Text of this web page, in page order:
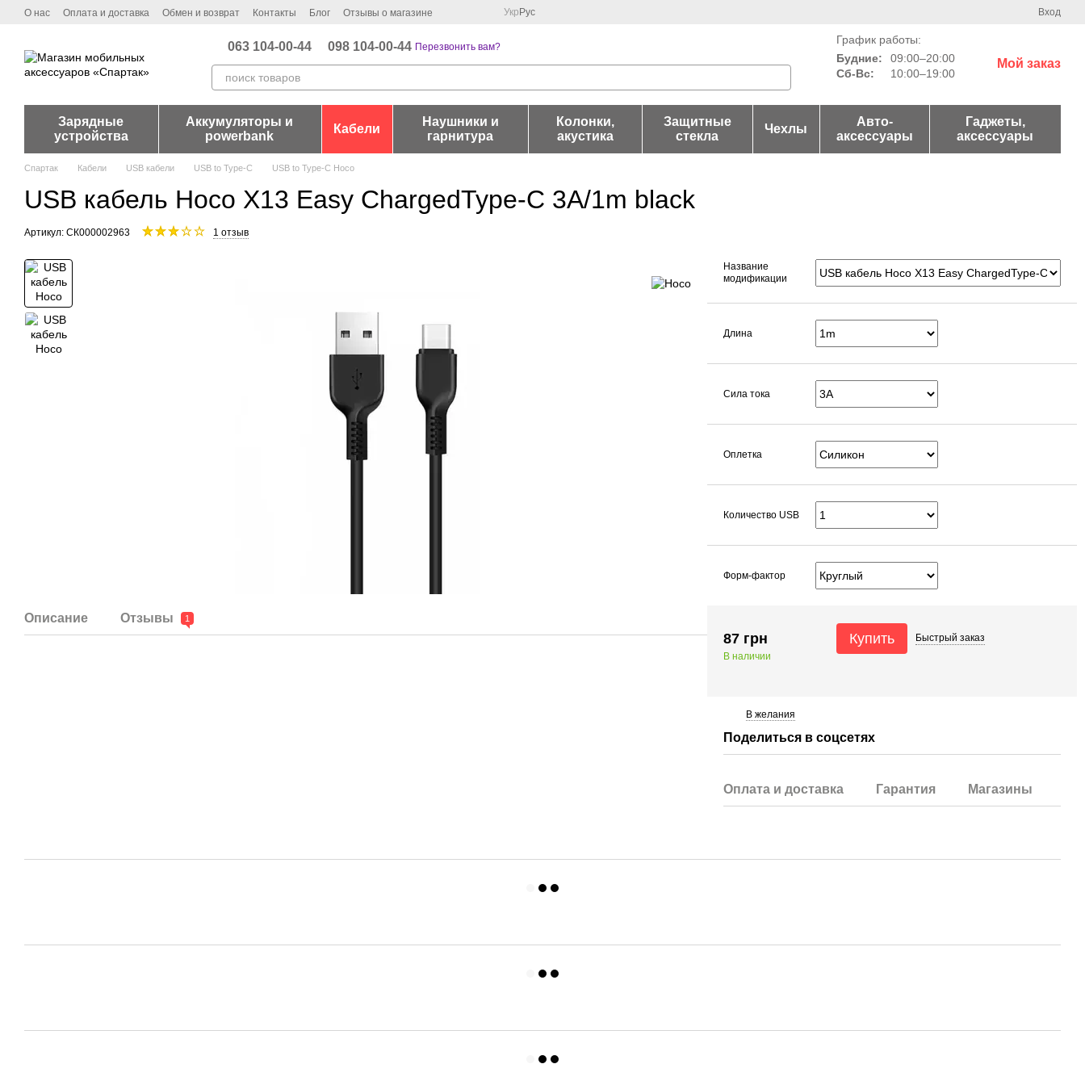
Перейти к основному контенту
О нас Оплата и доставка Обмен и возврат Контакты Блог Отзывы о магазине Укр Рус Вход
063 104-00-44 098 104-00-44 Перезвонить вам?
График работы:
Будние:
09:00–20:00
Сб-Вс:
10:00–19:00
Мой заказ
Зарядные
устройства
Аккумуляторы и
powerbank
Кабели
Наушники и
гарнитура
Колонки,
акустика
Защитные
стекла
Чехлы
Авто-
аксессуары
Гаджеты,
аксессуары
Спартак Кабели USB кабели USB to Type-C USB to Type-C Hoco
USB кабель Hoco X13 Easy ChargedType-C 3A/1m black
Артикул: СК000002963 1 отзыв
Описание Отзывы 1
Название
модификации
Длина
Сила тока
Оплетка
Количество USB
Форм-фактор
87 грн
В наличии
Купить Быстрый заказ
В желания
Поделиться в соцсетях
Оплата и доставка Гарантия Магазины